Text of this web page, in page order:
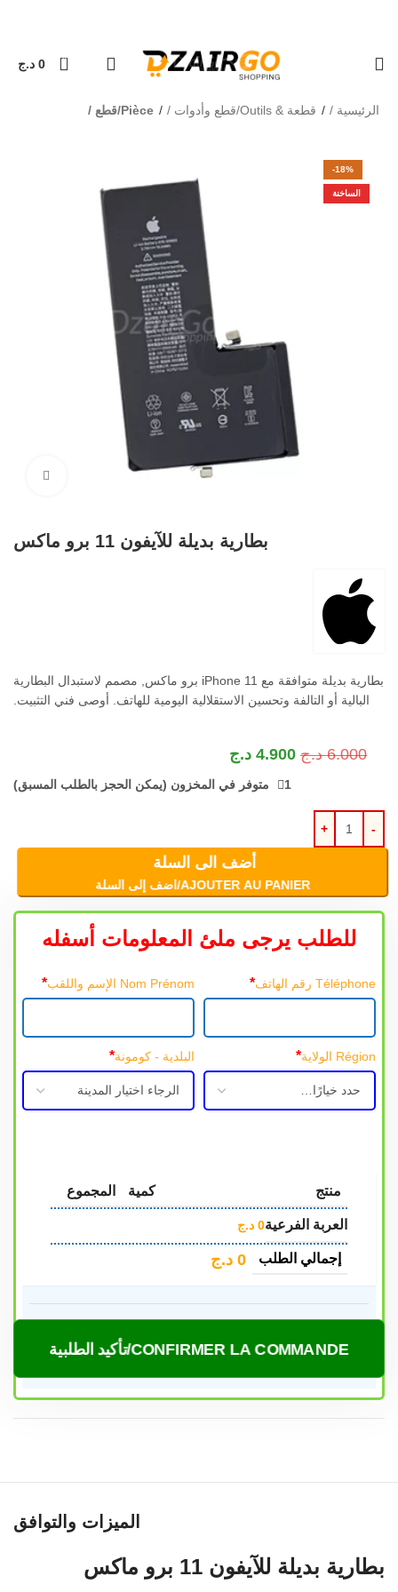
0
0 د.ج
الرئيسية قطعة & Outils/قطع وأدوات Pièce/قطع
-18%
الساخنة
بطارية بديلة للآيفون 11 برو ماكس
بطارية بديلة متوافقة مع iPhone 11 برو ماكس, مصمم لاستبدال البطارية
البالية أو التالفة وتحسين الاستقلالية اليومية للهاتف. أوصى فني التثبيت.
6.000 د.ج 4.900 د.ج
1 متوفر في المخزون (يمكن الحجز بالطلب المسبق)
أضف الى السلة
AJOUTER AU PANIER/اضف إلى السلة
للطلب يرجى ملئ المعلومات أسفله
Téléphone رقم الهاتف * Nom Prénom الإسم واللقب *
Région الولاية * البلدية - كومونة*
منتج كمية المجموع
العربة الفرعية0 د.ج
إجمالي الطلب 0 د.ج
CONFIRMER LA COMMANDE/تأكيد الطلبية
الميزات والتوافق
بطارية بديلة للآيفون 11 برو ماكس